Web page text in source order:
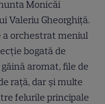
Monicăi
Valeriu Gheorghiță.
a orchestrat meniul
bogată de
aromat, file de
rață, dar și multe
felurile principale